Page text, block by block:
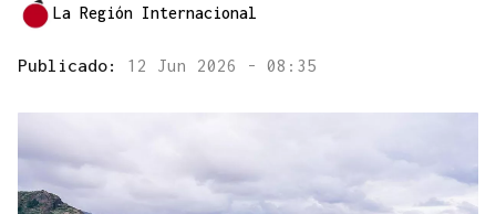
La Región Internacional
Publicado: 12 Jun 2026 - 08:35